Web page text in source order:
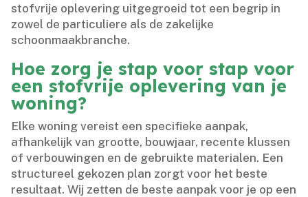
stofvrije oplevering uitgegroeid tot een begrip in
zowel de particuliere als de zakelijke
schoonmaakbranche.​
Hoe zorg je stap voor stap voor
een stofvrije oplevering van je
woning?
Elke woning vereist een specifieke aanpak,
afhankelijk van grootte, bouwjaar, recente klussen
of verbouwingen en de gebruikte materialen.​ Een
structureel gekozen plan zorgt voor het beste
resultaat.​ Wij zetten de beste aanpak voor je op een